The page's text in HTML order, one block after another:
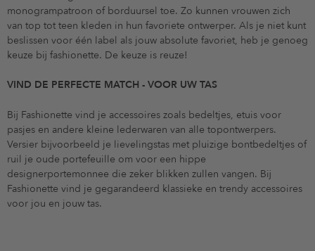
monogrampatroon of borduursel toe. Zo kunnen vrouwen zich
van top tot teen kleden in hun favoriete ontwerper. Als je niet kunt
beslissen voor één label als jouw absolute favoriet, heb je genoeg
keuze bij fashionette. De keuze is reuze!
VIND DE PERFECTE MATCH - VOOR UW TAS
Bij Fashionette vind je accessoires zoals bedeltjes, etuis voor
pasjes en andere kleine lederwaren van alle topontwerpers.
Versier bijvoorbeeld je lievelingstas met pluizige bontbedeltjes of
ruil je oude portefeuille om voor een hippe
designerportemonnee die zeker blikken zullen vangen. Bij
Fashionette vind je gegarandeerd klassieke en trendy accessoires
voor jou en jouw tas.